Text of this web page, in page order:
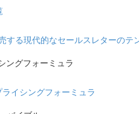
する現代的なセールスレターのテ
ングフォーミュラ
イシングフォーミュラ